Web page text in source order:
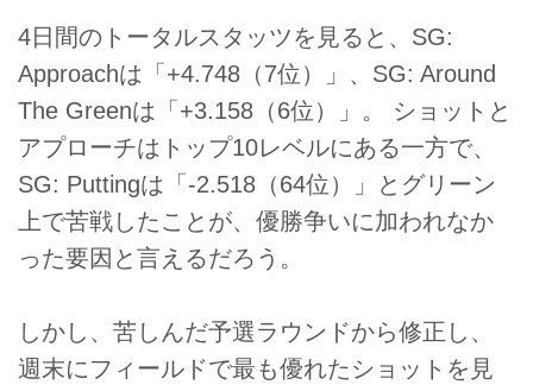
4日間のトータルスタッツを見ると、SG:
Approachは「+4.748（7位）」、SG: Around
The Greenは「+3.158（6位）」。 ショットと
アプローチはトップ10レベルにある一方で、
SG: Puttingは「-2.518（64位）」とグリーン
上で苦戦したことが、優勝争いに加われなか
った要因と言えるだろう。
しかし、苦しんだ予選ラウンドから修正し、
週末にフィールドで最も優れたショットを見